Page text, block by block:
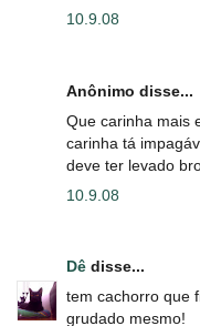
10.9.08
Anônimo disse...
Que carinha mais
carinha tá
deve ter levado
10.9.08
Dê disse...
tem cachorro que
grudado mesmo!